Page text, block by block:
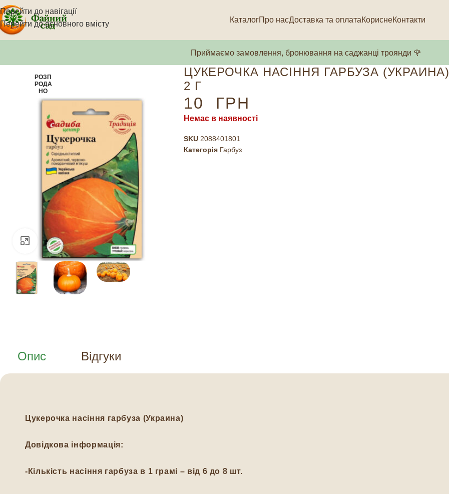
Перейти до навігації
Перейти до основного вмісту
КаталогПро насДоставка та оплатаКориснеКонтакти
Приймаємо замовлення, бронювання на саджанці троянди 🌹
РОЗП
РОДА
НО
Натисніть, щоб збільшити
ЦУКЕРОЧКА НАСІННЯ ГАРБУЗА (УКРАИНА)
2 Г
10 ГРН
Немає в наявності
SKU 2088401801
Категорія Гарбуз
Опис Відгуки
Цукерочка насіння гарбуза (Украина)
Довідкова інформація:
-Кількість насіння гарбуза в 1 грамі – від 6 до 8 шт.